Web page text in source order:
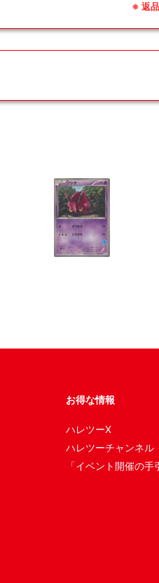
※ 返
お得な情報
ハレツーX
ハレツーチャンネル
「イベント開催の